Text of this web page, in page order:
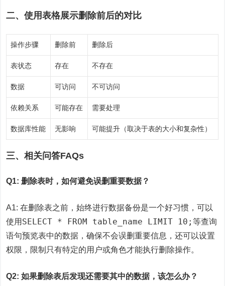
二、使用表格展示删除前后的对比
操作步骤 删除前 删除后
表状态 存在 不存在
数据 可访问 不可访问
依赖关系 可能存在 需要处理
数据库性能 无影响 可能提升（取决于表的大小和复杂性）
三、相关问答FAQs
Q1: 删除表时，如何避免误删重要数据？
A1: 在删除表之前，始终进行数据备份是一个好习惯，可以
使用 SELECT * FROM table_name LIMIT 10;等查询
语句预览表中的数据，确保不会误删重要信息，还可以设置
权限，限制只有特定的用户或角色才能执行删除操作。
Q2: 如果删除表后发现还需要其中的数据，该怎么办？